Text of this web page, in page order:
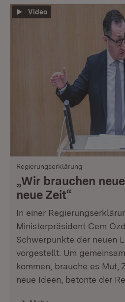
Video
Regierungserklärung
„Wir brauchen
neue Zeit“
In einer
Ministerpräsident Cem
Schwerpunkte der neuen
vorgestellt. Um
kommen, brauche es Mut,
neue Ideen, betonte der